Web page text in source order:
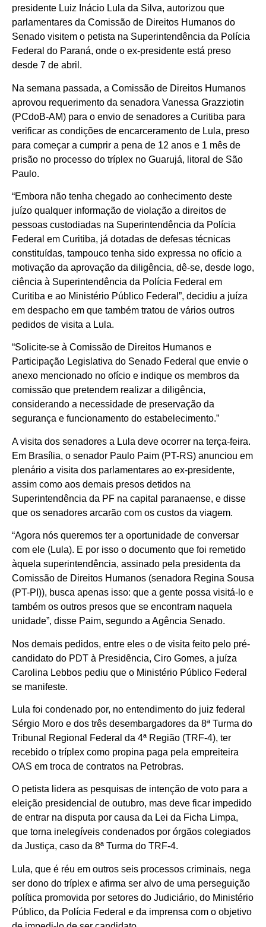
presidente Luiz Inácio Lula da Silva, autorizou que
parlamentares da Comissão de Direitos Humanos do
Senado visitem o petista na Superintendência da Polícia
Federal do Paraná, onde o ex-presidente está preso
desde 7 de abril.
Na semana passada, a Comissão de Direitos Humanos
aprovou requerimento da senadora Vanessa Grazziotin
(PCdoB-AM) para o envio de senadores a Curitiba para
verificar as condições de encarceramento de Lula, preso
para começar a cumprir a pena de 12 anos e 1 mês de
prisão no processo do tríplex no Guarujá, litoral de São
Paulo.
“Embora não tenha chegado ao conhecimento deste
juízo qualquer informação de violação a direitos de
pessoas custodiadas na Superintendência da Polícia
Federal em Curitiba, já dotadas de defesas técnicas
constituídas, tampouco tenha sido expressa no ofício a
motivação da aprovação da diligência, dê-se, desde logo,
ciência à Superintendência da Polícia Federal em
Curitiba e ao Ministério Público Federal”, decidiu a juíza
em despacho em que também tratou de vários outros
pedidos de visita a Lula.
“Solicite-se à Comissão de Direitos Humanos e
Participação Legislativa do Senado Federal que envie o
anexo mencionado no ofício e indique os membros da
comissão que pretendem realizar a diligência,
considerando a necessidade de preservação da
segurança e funcionamento do estabelecimento.”
A visita dos senadores a Lula deve ocorrer na terça-feira.
Em Brasília, o senador Paulo Paim (PT-RS) anunciou em
plenário a visita dos parlamentares ao ex-presidente,
assim como aos demais presos detidos na
Superintendência da PF na capital paranaense, e disse
que os senadores arcarão com os custos da viagem.
“Agora nós queremos ter a oportunidade de conversar
com ele (Lula). E por isso o documento que foi remetido
àquela superintendência, assinado pela presidenta da
Comissão de Direitos Humanos (senadora Regina Sousa
(PT-PI)), busca apenas isso: que a gente possa visitá-lo e
também os outros presos que se encontram naquela
unidade”, disse Paim, segundo a Agência Senado.
Nos demais pedidos, entre eles o de visita feito pelo pré-
candidato do PDT à Presidência, Ciro Gomes, a juíza
Carolina Lebbos pediu que o Ministério Público Federal
se manifeste.
Lula foi condenado por, no entendimento do juiz federal
Sérgio Moro e dos três desembargadores da 8ª Turma do
Tribunal Regional Federal da 4ª Região (TRF-4), ter
recebido o tríplex como propina paga pela empreiteira
OAS em troca de contratos na Petrobras.
O petista lidera as pesquisas de intenção de voto para a
eleição presidencial de outubro, mas deve ficar impedido
de entrar na disputa por causa da Lei da Ficha Limpa,
que torna inelegíveis condenados por órgãos colegiados
da Justiça, caso da 8ª Turma do TRF-4.
Lula, que é réu em outros seis processos criminais, nega
ser dono do tríplex e afirma ser alvo de uma perseguição
política promovida por setores do Judiciário, do Ministério
Público, da Polícia Federal e da imprensa com o objetivo